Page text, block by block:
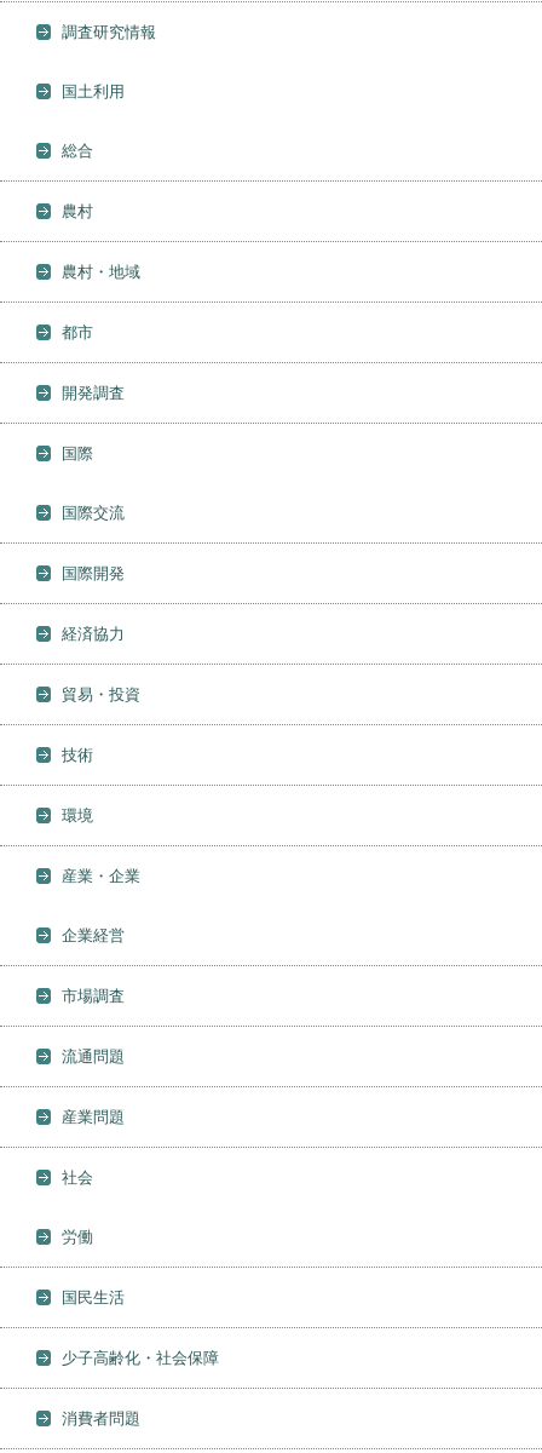
調査研究情報
国土利用
総合
農村
農村・地域
都市
開発調査
国際
国際交流
国際開発
経済協力
貿易・投資
技術
環境
産業・企業
企業経営
市場調査
流通問題
産業問題
社会
労働
国民生活
少子高齢化・社会保障
消費者問題